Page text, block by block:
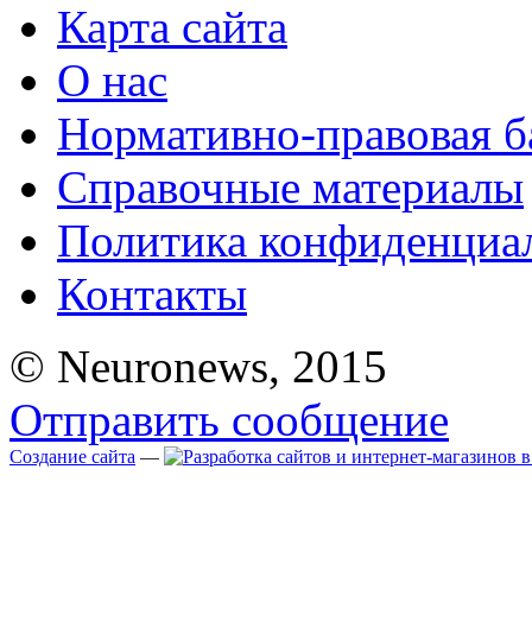
Карта сайта
О нас
Нормативно-правовая
Справочные материалы
Политика
Контакты
© Neuronews, 2015
Отправить сообщение
Создание сайта —